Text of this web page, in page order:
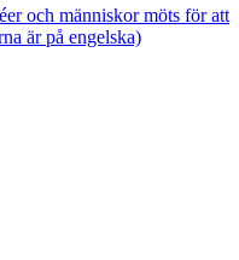
och människor möts för att
är på engelska)